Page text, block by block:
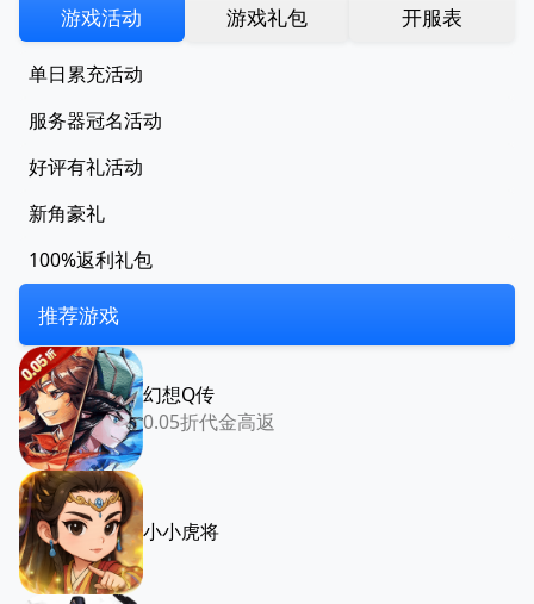
游戏活动 游戏礼包 开服表
单日累充活动
服务器冠名活动
好评有礼活动
新角豪礼
100%返利礼包
推荐游戏
幻想Q传
0.05折代金高返
小小虎将